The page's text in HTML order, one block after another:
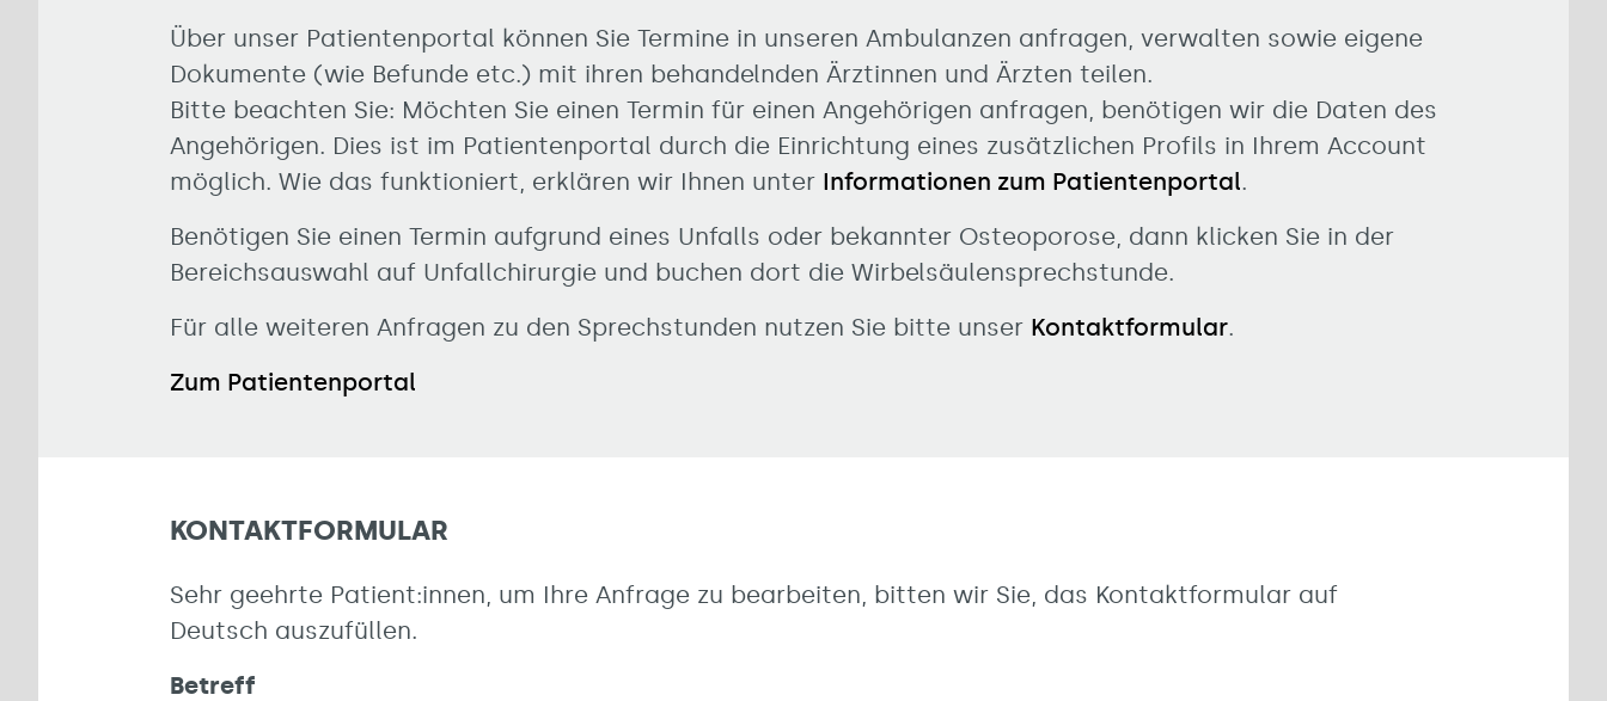
Über unser Patientenportal können Sie Termine in unseren Ambulanzen anfragen, verwalten sowie eigene
Dokumente (wie Befunde etc.) mit ihren behandelnden Ärztinnen und Ärzten teilen.
Bitte beachten Sie: Möchten Sie einen Termin für einen Angehörigen anfragen, benötigen wir die Daten des
Angehörigen. Dies ist im Patientenportal durch die Einrichtung eines zusätzlichen Profils in Ihrem Account
möglich. Wie das funktioniert, erklären wir Ihnen unter Informationen zum Patientenportal.
Benötigen Sie einen Termin aufgrund eines Unfalls oder bekannter Osteoporose, dann klicken Sie in der
Bereichsauswahl auf Unfallchirurgie und buchen dort die Wirbelsäulensprechstunde.
Für alle weiteren Anfragen zu den Sprechstunden nutzen Sie bitte unser Kontaktformular.
Zum Patientenportal
KONTAKTFORMULAR
Sehr geehrte Patient:innen, um Ihre Anfrage zu bearbeiten, bitten wir Sie, das Kontaktformular auf
Deutsch auszufüllen.
Betreff